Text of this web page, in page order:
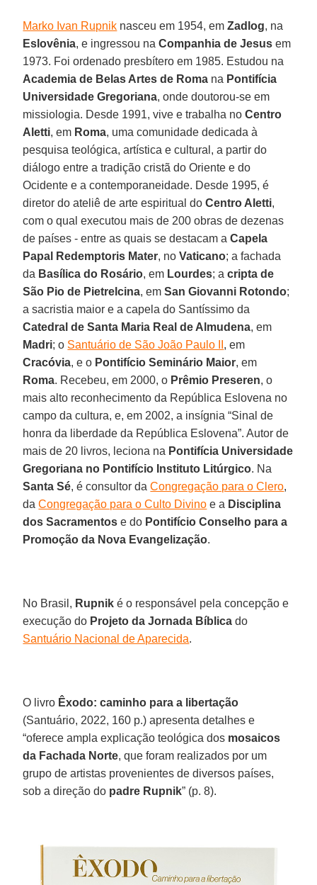
Marko Ivan Rupnik nasceu em 1954, emZadlog, na
Eslovênia, e ingressou naCompanhia de Jesus em
1973. Foi ordenado presbítero em 1985. Estudou na
Academia de Belas Artes de Roma na Pontifícia
Universidade Gregoriana, onde doutorou-se em
missiologia. Desde 1991, vive e trabalha noCentro
Aletti, em Roma, uma comunidade dedicada à
pesquisa teológica, artística e cultural, a partir do
diálogo entre a tradição cristã do Oriente e do
Ocidente e a contemporaneidade. Desde 1995, é
diretor do ateliê de arte espiritual doCentro Aletti,
com o qual executou mais de 200 obras de dezenas
de países - entre as quais se destacam aCapela
Papal Redemptoris Mater, noVaticano; a fachada
da Basílica do Rosário, em Lourdes; acripta de
São Pio de Pietrelcina, emSan Giovanni Rotondo;
a sacristia maior e a capela do Santíssimo da
Catedral de Santa Maria Real de Almudena, em
Madri; o Santuário de São João Paulo II , em
Cracóvia, e o Pontifício Seminário Maior, em
Roma. Recebeu, em 2000, o Prêmio Preseren, o
mais alto reconhecimento da República Eslovena no
campo da cultura, e, em 2002, a insígnia “Sinal de
honra da liberdade da República Eslovena”. Autor de
mais de 20 livros, leciona na Pontifícia Universidade
Gregoriana no Pontifício Instituto Litúrgico. Na
Santa Sé, é consultor daCongregação para o Clero,
daCongregação para o Culto Divino e a Disciplina
dos Sacramentos e do Pontifício Conselho para a
Promoção da Nova Evangelização.
No Brasil, Rupnik é o responsável pela concepção e
execução do Projeto da Jornada Bíblica do
Santuário Nacional de Aparecida.
O livro Êxodo: caminho para a libertação
(Santuário, 2022, 160 p.) apresenta detalhes e
“oferece ampla explicação teológica dos mosaicos
da Fachada Norte, que foram realizados por um
grupo de artistas provenientes de diversos países,
sob a direção do padre Rupnik” (p. 8).